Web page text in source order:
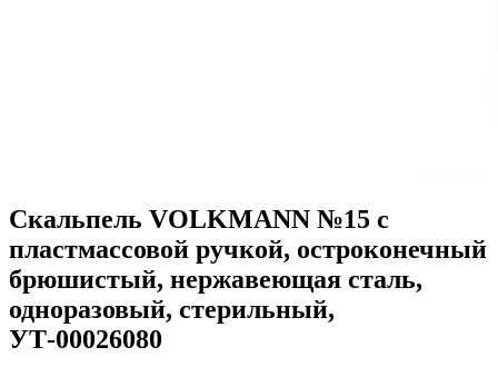
Скальпель VOLKMANN №15 с
пластмассовой ручкой, остроконечный
брюшистый, нержавеющая сталь,
одноразовый, стерильный,
УТ-00026080